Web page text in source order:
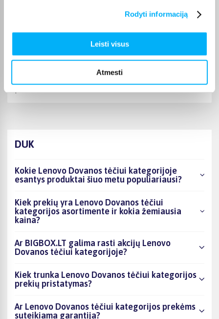
Rodyti informaciją
Leisti visus
Atmesti
Perku ne pirmą kartą. Tiek kvepalai superiniai, tiek ir pardavėjas.
Vytautas B.
padeda siekti ...
DUK
Kokie Lenovo Dovanos tėčiui kategorijoje
esantys produktai šiuo metu populiariausi?
Kiek prekių yra Lenovo Dovanos tėčiui
kategorijos asortimente ir kokia žemiausia
kaina?
Ar BIGBOX.LT galima rasti akcijų Lenovo
Dovanos tėčiui kategorijoje?
Kiek trunka Lenovo Dovanos tėčiui kategorijos
prekių pristatymas?
Ar Lenovo Dovanos tėčiui kategorijos prekėms
suteikiama garantija?